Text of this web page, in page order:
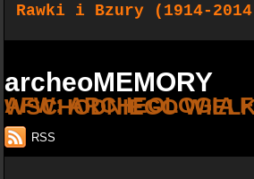
Rawki i Bzury (1914-
archeoMEMORY
AFW: ARCHEOLOGIA FRONTU
RSS